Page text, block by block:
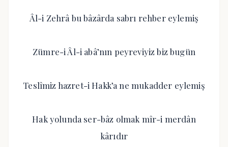
Âl-i Zehrâ bu bâzârda sabrı rehber eylemiş
Zümre-i Âl-i abâ’nın peyreviyiz biz bugün
Teslîmiz hazret-i Hakk’a ne mukadder eylemiş
Hak yolunda ser-bâz olmak mîr-i merdân
kârıdır